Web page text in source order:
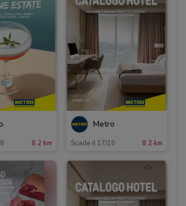
8.2 km
Metro
Scade il 17/10 8.2 km